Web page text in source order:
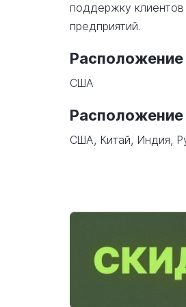
поддержку
предприятий.
Расположение
США
США, Китай, Индия,